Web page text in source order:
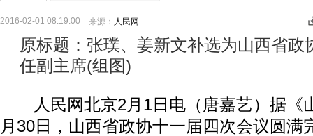
2016-02-01 08:19:00 来源： 人民网
原标题：张璞、姜新文补选为山西省政
任副主席(组图)
人民网北京2月1日电（唐嘉艺）据《
月30日，山西省政协十一届四次会议圆满